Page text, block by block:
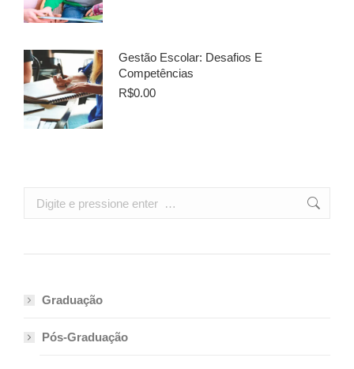
Gestão Escolar: Desafios E
Competências
R$0.00
Search:
Graduação
Pós-Graduação